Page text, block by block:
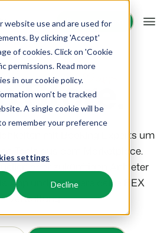
website use and are used for
By clicking 'Accept'
of cookies. Click on 'Cookie
permissions. Read more
in our cookie policy.
won’t be tracked
A single cookie will be
remember your preference
settings
Decline
Demo anfragen
Demo anfragen
auf verschiedenen Channels.
Mobilheime und Weinfässer.
und Zelten.
in der Freizeitbranche
Store.
mit Booking Experts um
Tools aus dem Marketplace.
oder zukünftigen Anbieter
App und optimiere deine BEX
Verwaltung.